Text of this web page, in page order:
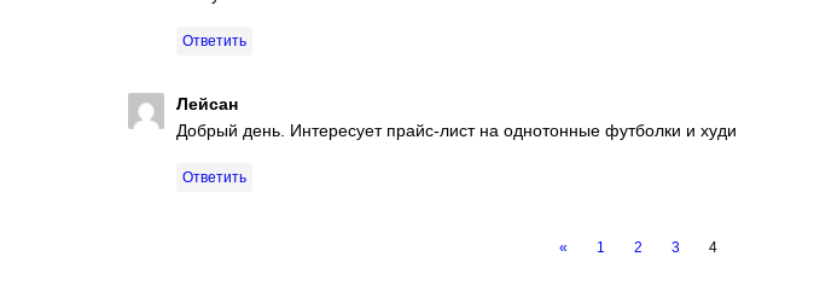
Ответить
Лейсан
Добрый день. Интересует прайс-лист на однотонные футболки и худи
Ответить
« 1 2 3 4